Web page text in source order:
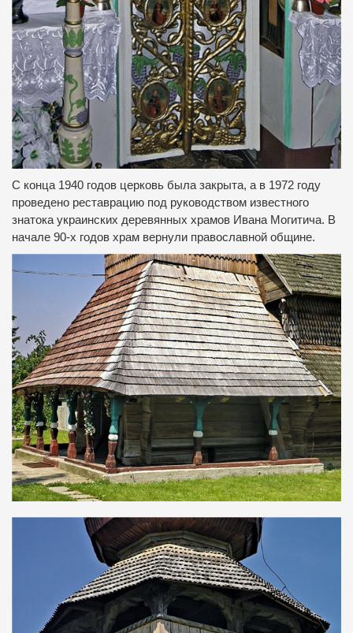
С конца 1940 годов церковь была закрыта, а в 1972 году
проведено реставрацию под руководством известного
знатока украинских деревянных храмов Ивана Могитича. В
начале 90-х годов храм вернули православной общине.